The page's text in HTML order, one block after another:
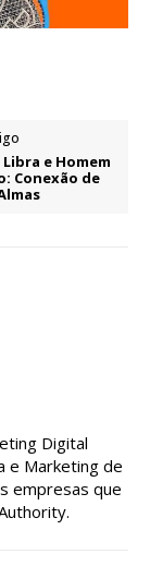
e Homem
Conexão de
Digital
e Marketing de
empresas que